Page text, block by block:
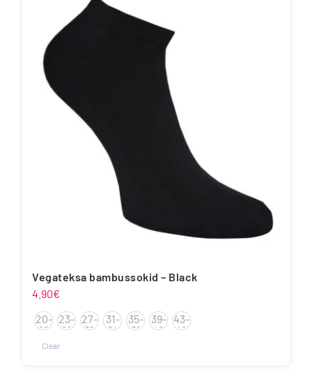
varianti.
Valikuid
saab
teha
tootelehel.
Vegateksa bambussokid – Black
4.90€
20-
22
23-
26
27-
30
31-
34
35-
38
39-
42
43-
46
Clear